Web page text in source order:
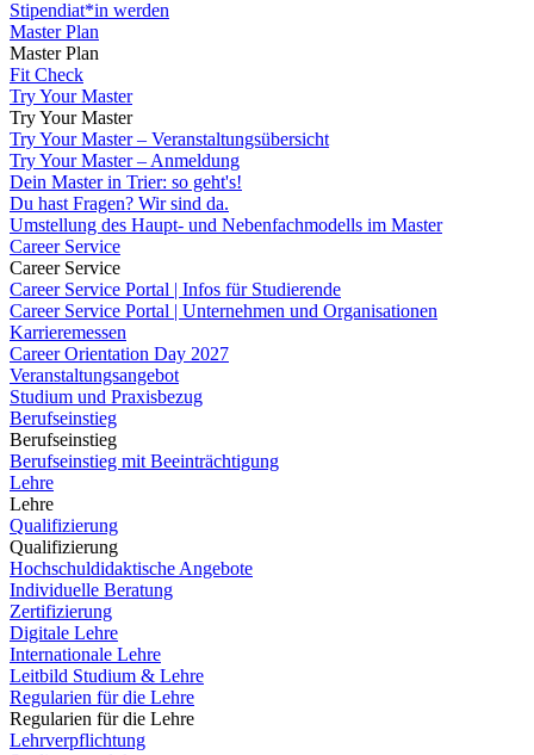
Stipendiat*in werden
Master Plan
Master Plan
Fit Check
Try Your Master
Try Your Master
Try Your Master – Veranstaltungsübersicht
Try Your Master – Anmeldung
Dein Master in Trier: so geht's!
Du hast Fragen? Wir sind da.
Umstellung des Haupt- und Nebenfachmodells im Master
Career Service
Career Service
Career Service Portal | Infos für Studierende
Career Service Portal | Unternehmen und Organisationen
Karrieremessen
Career Orientation Day 2027
Veranstaltungsangebot
Studium und Praxisbezug
Berufseinstieg
Berufseinstieg
Berufseinstieg mit Beeinträchtigung
Lehre
Lehre
Qualifizierung
Qualifizierung
Hochschuldidaktische Angebote
Individuelle Beratung
Zertifizierung
Digitale Lehre
Internationale Lehre
Leitbild Studium & Lehre
Regularien für die Lehre
Regularien für die Lehre
Lehrverpflichtung